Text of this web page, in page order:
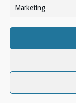
Marketing